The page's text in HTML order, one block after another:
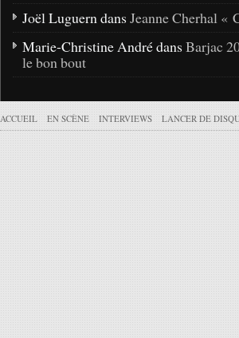
Joël Luguern dans Jeanne Cherhal «
Marie-Christine André dans Barjac
le bon bout
ACCUEIL EN SCÈNE INTERVIEWS LANCER DE